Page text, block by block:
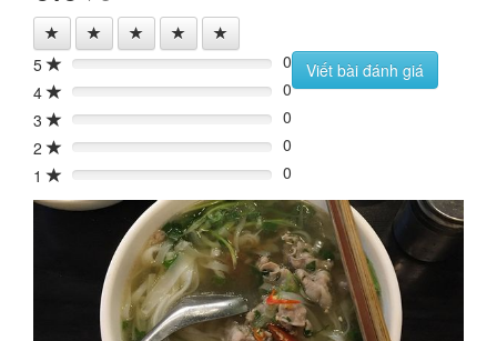
5 0%
0
4
0%
0
3
0%
0
2
0%
0
1
0% 0
Viết bài đánh giá